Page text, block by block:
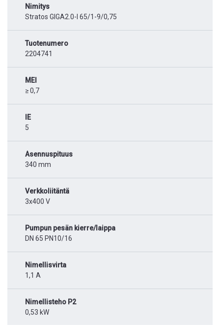
Nimitys
Stratos GIGA2.0-I 65/1-9/0,75
Tuotenumero
2204741
MEI
≥ 0,7
IE
5
Asennuspituus
340 mm
Verkkoliitäntä
3x400 V
Pumpun pesän kierre/laippa
DN 65 PN10/16
Nimellisvirta
1,1 A
Nimellisteho P2
0,53 kW